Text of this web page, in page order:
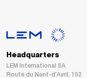
Headquarters
LEM International SA
Route du Nant-d’Avril, 152